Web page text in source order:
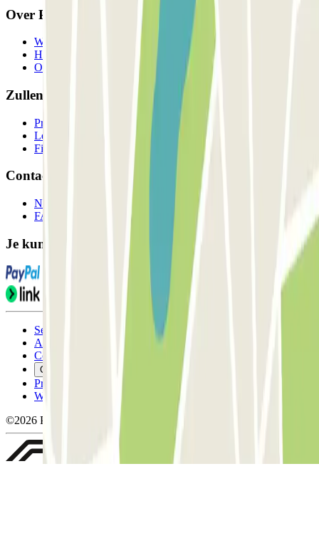
Over Parclick
Wie we zijn
Hoe het werkt
Onze parkeergarages
Zullen we samenwerken?
Professionals
Leverancier parkeren
Filialen
Contact
Neem contact met ons op
FAQ
Je kunt deze betaalmethoden gebruiken:
Servicevoorwaarden
Annuleringsvoorwaarden
Cookiebeleid
Cookies beheren
Privacybeleid
Whistleblowing
©2026 Parclick. All rights reserved